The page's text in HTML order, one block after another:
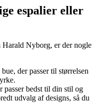
espalier eller
Nyborg, er der nogle
der passer til størrelsen
bedst til din stil og
udvalg af designs, så du